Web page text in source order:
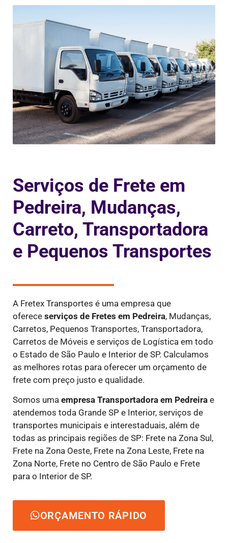
Serviços de Frete em
Pedreira, Mudanças,
Carreto, Transportadora
e Pequenos Transportes
A Fretex Transportes é uma empresa que
oferece serviços de Fretes em Pedreira, Mudanças,
Carretos, Pequenos Transportes, Transportadora,
Carretos de Móveis e serviços de Logística em todo
o Estado de São Paulo e Interior de SP. Calculamos
as melhores rotas para oferecer um orçamento de
frete com preço justo e qualidade.
Somos uma empresa Transportadora em Pedreira e
atendemos toda Grande SP e Interior, serviços de
transportes municipais e interestaduais, além de
todas as principais regiões de SP: Frete na Zona Sul,
Frete na Zona Oeste, Frete na Zona Leste, Frete na
Zona Norte, Frete no Centro de São Paulo e Frete
para o Interior de SP.
ORÇAMENTO RÁPIDO